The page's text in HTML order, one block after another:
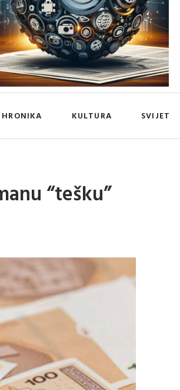
HRONIKA KULTURA SVIJET
“tešku”